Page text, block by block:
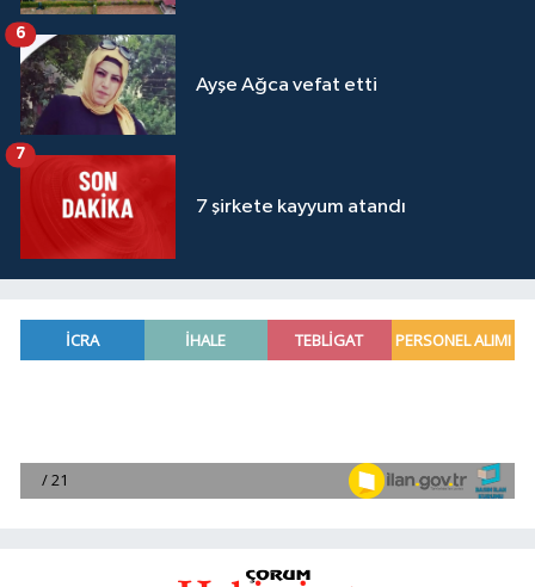
Ayşe Ağca vefat etti
6
7 şirkete kayyum atandı
7